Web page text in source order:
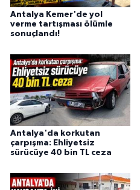
Antalya Kemer'de yol
verme tartışması ölümle
sonuçlandı!
Antalya'da korkutan
çarpışma: Ehliyetsiz
sürücüye 40 bin TL ceza